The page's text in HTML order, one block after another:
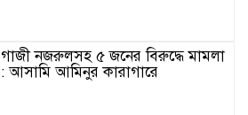
গাজী নজরুলসহ ৫ জনের বিরুদ্ধে মামলা
: আসামি আমিনুর কারাগারে